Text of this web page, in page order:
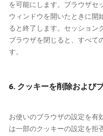
を可能にします。ブラウザセ
ウィンドウを開いたときに開
ると終了します。セッション
ブラウザを閉じると、すべて
す。
6. クッキーを削除および
お使いのブラウザの設定を有
は一部のクッキーの設定を拒